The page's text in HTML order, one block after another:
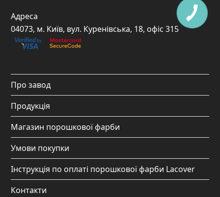
e
b
o
k
t
a
r
a
m
t
u
e
o
Адреса
04073, м. Київ, вул. Куренівська, 18, офіс 315
Про завод
Продукція
Магазин порошкової фарби
Умови покупки
Інструкція по оплаті порошкової фарби Lacover
Контакти